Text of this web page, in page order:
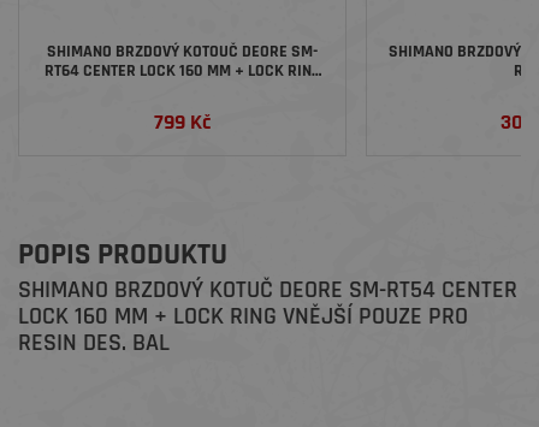
SHIMANO BRZDOVÝ KOTOUČ DEORE SM-
RT64 CENTER LOCK 160 MM + LOCK RING
799 Kč
SHIMANO BRZDOVÝ
300
POPIS PRODUKTU
SHIMANO BRZDOVÝ KOTUČ DEORE SM-RT54 CENTER
LOCK 160 MM + LOCK RING VNĚJŠÍ POUZE PRO
RESIN DES. BAL